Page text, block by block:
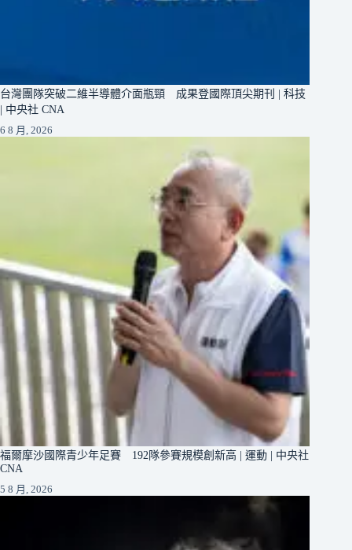
台灣團隊突破二維半導體介面瓶頸 成果登國際頂尖期刊 | 科技
| 中央社 CNA
6 8 月, 2026
福爾摩沙國際青少年足賽 192隊參賽規模創新高 | 運動 | 中央社
CNA
5 8 月, 2026